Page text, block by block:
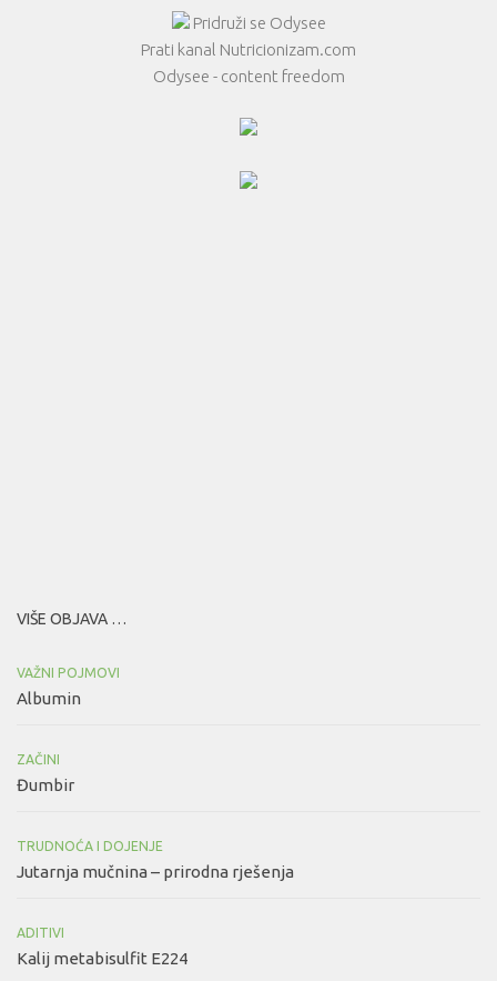
Pridruži se Odysee
Prati kanal Nutricionizam.com
Odysee - content freedom
VIŠE OBJAVA …
VAŽNI POJMOVI
Albumin
ZAČINI
Đumbir
TRUDNOĆA I DOJENJE
Jutarnja mučnina – prirodna rješenja
ADITIVI
Kalij metabisulfit E224